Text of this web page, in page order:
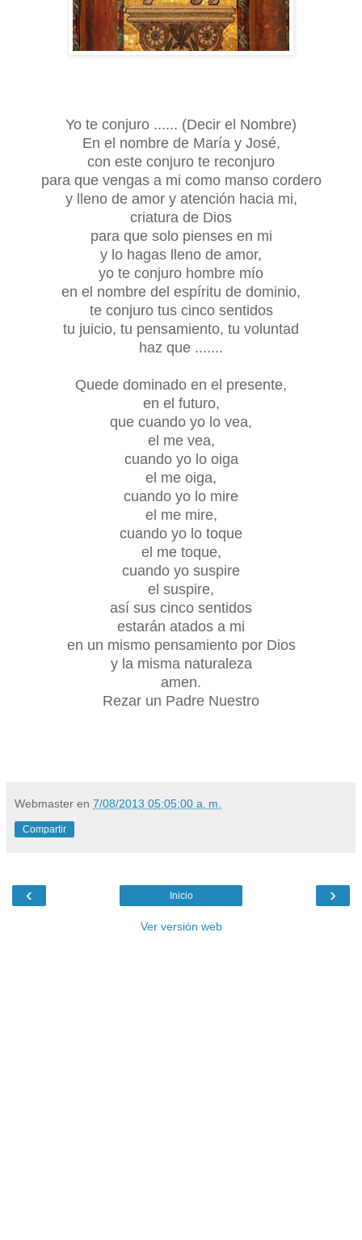
Yo te conjuro ...... (Decir el Nombre)
En el nombre de María y José,
con este conjuro te reconjuro
para que vengas a mi como manso cordero
y lleno de amor y atención hacia mi,
criatura de Dios
para que solo pienses en mi
y lo hagas lleno de amor,
yo te conjuro hombre mío
en el nombre del espíritu de dominio,
te conjuro tus cinco sentidos
tu juicio, tu pensamiento, tu voluntad
haz que .......
Quede dominado en el presente,
en el futuro,
que cuando yo lo vea,
el me vea,
cuando yo lo oiga
el me oiga,
cuando yo lo mire
el me mire,
cuando yo lo toque
el me toque,
cuando yo suspire
el suspire,
así sus cinco sentidos
estarán atados a mi
en un mismo pensamiento por Dios
y la misma naturaleza
amen.
Rezar un Padre Nuestro
Webmaster en 7/08/2013 05:05:00 a. m.
Compartir
‹ ›
Inicio
Ver versión web